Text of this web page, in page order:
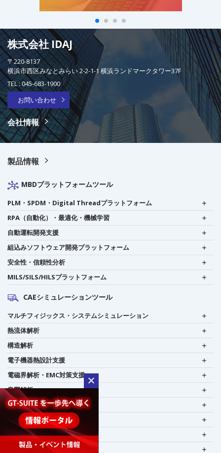
株式会社 IDAJ
〒220-8137
横浜市西区みなとみらい 2-2-1-1 横浜ランドマークタワー37F
TEL :045-683-1900
お問い合わせ
会社情報
製品情報
MBDプラットフォームツール
PLM・SPDM・Digital Threadプラットフォーム
RPA（自動化）・最適化・機械学習
自動運転開発支援
組込みソフトウェア開発プラットフォーム
安全性・信頼性分析
MILS/SILS/HILSプラットフォーム
CAEシミュレーションツール
マルチフィジックス・システムシミュレーション
熱流体解析
構造解析
電子機器熱設計支援
電磁界解析・EMC対策支援
音響解析
粒子解析
光学設計・解析支援
設計者CAE
CAD連携・CAE業務支援